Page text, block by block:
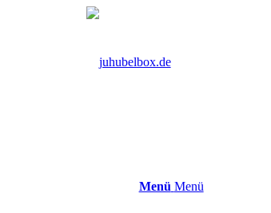
Menü Menü